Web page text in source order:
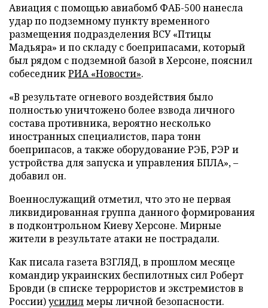
Авиация с помощью авиабомб ФАБ-500 нанесла
удар по подземному пункту временного
размещения подразделения ВСУ «Птицы
Мадьяра» и по складу с боеприпасами, который
был рядом с подземной базой в Херсоне, пояснил
собеседникРИА «Новости».
«В результате огневого воздействия было
полностью уничтожено более взвода личного
состава противника, вероятно несколько
иностранных специалистов, пара тонн
боеприпасов, а также оборудование РЭБ, РЭР и
устройства для запуска и управления БПЛА», –
добавил он.
Военнослужащий отметил, что это не первая
ликвидированная группа данного формирования
в подконтрольном Киеву Херсоне. Мирные
жители в результате атаки не пострадали.
Как писала газета ВЗГЛЯД, в прошлом месяце
командир украинских беспилотных сил Роберт
Бровди (в списке террористов и экстремистов в
России)усилилмеры личной безопасности.